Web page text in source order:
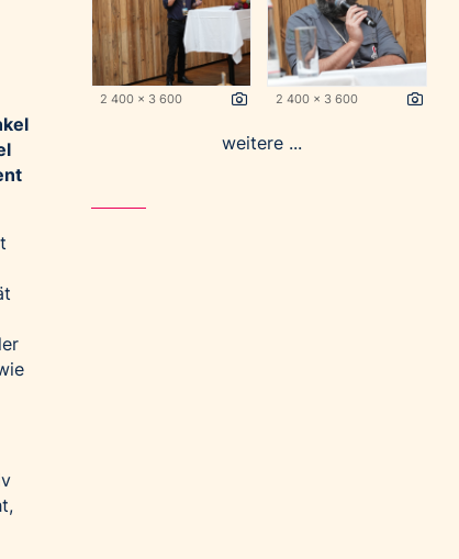
2 400 x 3 600 2 400 x 3 600
weitere ...